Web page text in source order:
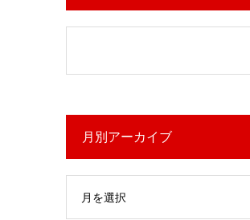
月別アーカイブ
月を選択